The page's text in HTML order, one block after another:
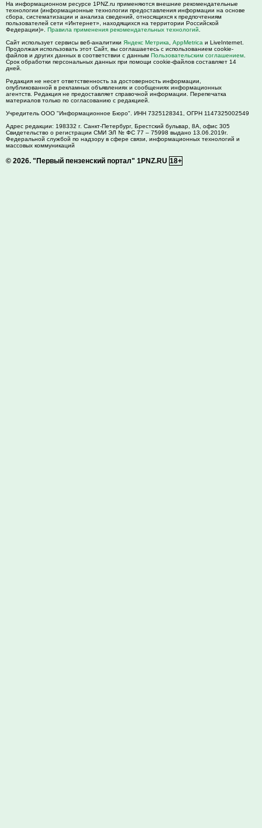
На информационном ресурсе 1PNZ.ru применяются внешние рекомендательные
технологии (информационные технологии предоставления информации на основе
сбора, систематизации и анализа сведений, относящихся к предпочтениям
пользователей сети «Интернет», находящихся на территории Российской
Федерации)». Правила применения рекомендательных технологий
Сайт использует сервисы веб-аналитики Яндекс Метрика AppMetrica и LiveInternet.
Продолжая использовать этот Сайт, вы соглашаетесь с использованием cookie-
файлов и других данных в соответствии с данным Пользовательским соглашением
Срок обработки персональных данных при помощи cookie-файлов составляет 14
дней.
Редакция не несет ответственность за достоверность информации,
опубликованной в рекламных объявлениях и сообщениях информационных
агентств. Редакция не предоставляет справочной информации. Перепечатка
материалов только по согласованию с редакцией.
Учредитель ООО "Информационное Бюро". ИНН 7325128341, ОГРН 1147325002549
Адрес редакции: 198332 г. Санкт-Петербург, Брестский бульвар, 8А, офис 305
Свидетельство о регистрации СМИ ЭЛ № ФС 77 – 75998 выдано 13.06.2019г.
Федеральной службой по надзору в сфере связи, информационных технологий и
массовых коммуникаций
© 2026. "Первый пензенский портал" 1PNZ.RU 18+